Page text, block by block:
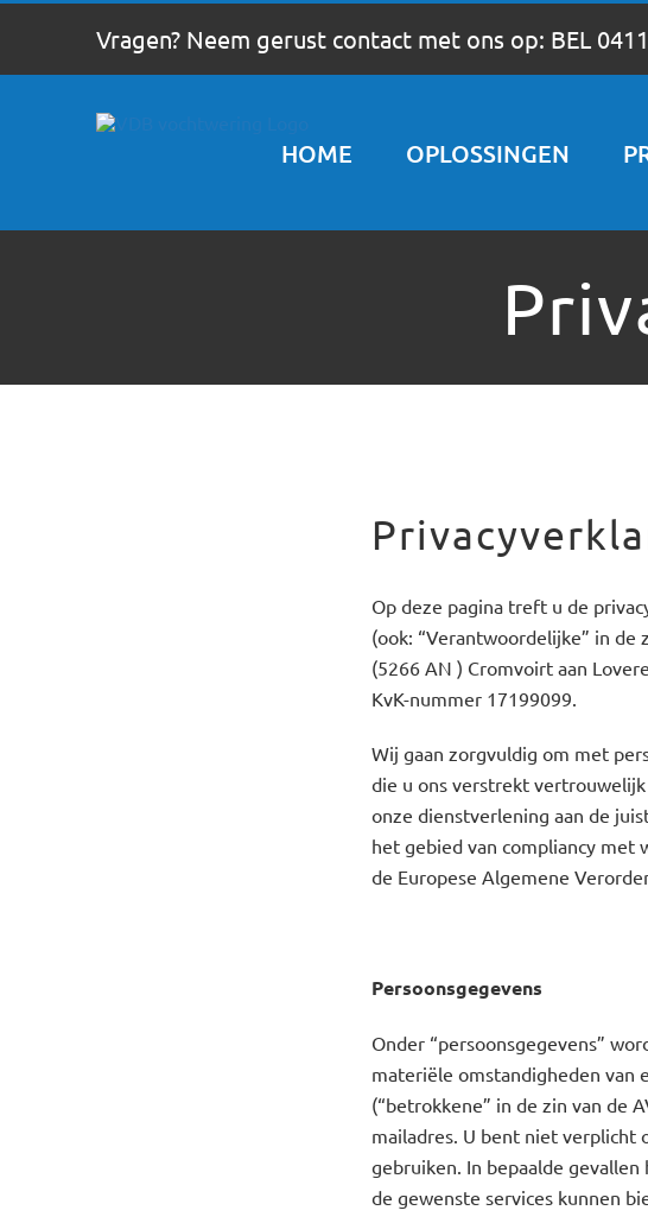
inhoud
Vragen? Neem gerust contact met ons op: BEL
HOME OPLOSSINGEN
Op deze pagina treft u de
(ook: “Verantwoordelijke” in
(5266 AN ) Cromvoirt aan
KvK-nummer 17199099.
Wij gaan zorgvuldig om met
die u ons verstrekt
onze dienstverlening aan de
het gebied van compliancy met
de Europese Algemene
Persoonsgegevens
Onder “persoonsgegevens”
materiële omstandigheden van
(“betrokkene” in de zin van de
mailadres. U bent niet verplicht
gebruiken. In bepaalde
de gewenste services kunnen